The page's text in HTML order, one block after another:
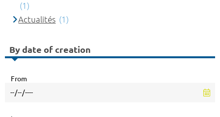
(1)
Actualités (1)
By date of creation
From